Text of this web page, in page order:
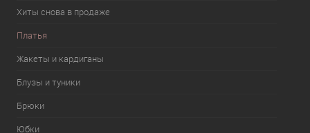
Хиты снова в продаже
Платья
Жакеты и кардиганы
Блузы и туники
Брюки
Юбки